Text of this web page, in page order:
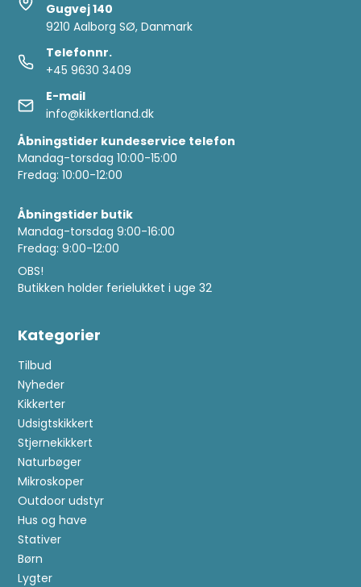
Gugvej 140
9210 Aalborg SØ, Danmark
Telefonnr.
+45 9630 3409
E-mail
info@kikkertland.dk
Åbningstider kundeservice telefon
Mandag-torsdag 10:00-15:00
Fredag: 10:00-12:00
Åbningstider butik
Mandag-torsdag 9:00-16:00
Fredag: 9:00-12:00
OBS!
Butikken holder ferielukket i uge 32
Kategorier
Tilbud
Nyheder
Kikkerter
Udsigtskikkert
Stjernekikkert
Naturbøger
Mikroskoper
Outdoor udstyr
Hus og have
Stativer
Børn
Lygter